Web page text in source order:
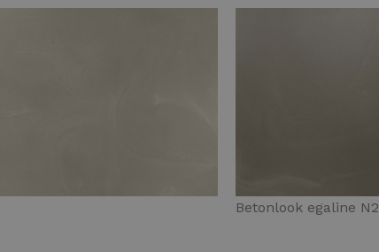
Betonlook egaline N2